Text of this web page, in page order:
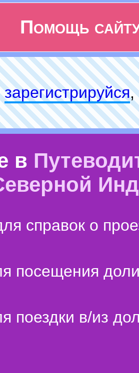
Помощь
зарeгиcтpируйся,
в
справок о
посещения
поездки в/из